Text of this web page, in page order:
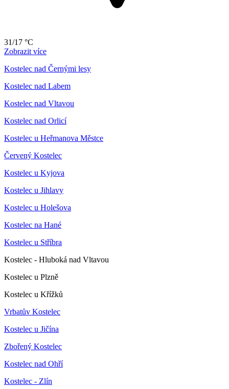
31/17 °C
Zobrazit více
Kostelec nad Černými lesy
Kostelec nad Labem
Kostelec nad Vltavou
Kostelec nad Orlicí
Kostelec u Heřmanova Městce
Červený Kostelec
Kostelec u Kyjova
Kostelec u Jihlavy
Kostelec u Holešova
Kostelec na Hané
Kostelec u Stříbra
Kostelec - Hluboká nad Vltavou
Kostelec u Plzně
Kostelec u Křížků
Vrbatův Kostelec
Kostelec u Jičína
Zbořený Kostelec
Kostelec nad Ohří
Kostelec - Zlín